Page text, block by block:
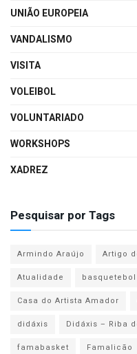
UNIÃO EUROPEIA
VANDALISMO
VISITA
VOLEIBOL
VOLUNTARIADO
WORKSHOPS
XADREZ
Pesquisar por Tags
Armindo Araújo Artigo
Atualidade
basquetebol
Casa do Artista Amador
didáxis
Didáxis – Riba
famabasket
Famalicão